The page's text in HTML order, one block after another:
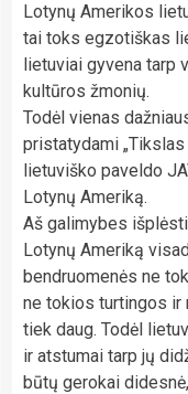
Lotynų Amerikos
tai toks egzotiškas
lietuviai gyvena tarp
kultūros žmonių.
Todėl vienas
pristatydami
lietuviško paveldo
Lotynų Ameriką.
Aš galimybes
Lotynų Ameriką
bendruomenės ne
ne tokios turtingos ir
tiek daug. Todėl
ir atstumai tarp jų
būtų gerokai